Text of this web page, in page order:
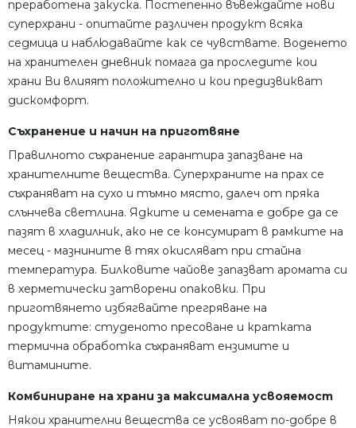
преработена закуска. Постепенно въвеждайте нови
суперхрани - опитайте различен продукт всяка
седмица и наблюдавайте как се чувствате. Воденето
на хранителен дневник помага да проследите кои
храни Ви влияят положително и кои предизвикват
дискомфорт.
Съхранение и начин на приготвяне
Правилното съхранение гарантира запазване на
хранителните вещества. Суперхраните на прах се
съхраняват на сухо и тъмно място, далеч от пряка
слънчева светлина. Ядките и семената е добре да се
пазят в хладилник, ако не се консумират в рамките на
месец - мазнините в тях окисляват при стайна
температура. Билковите чайове запазват аромата си
в херметически затворени опаковки. При
приготвянето избягвайте прегряване на
продуктите: студеното пресоване и кратката
термична обработка съхраняват ензимите и
витамините.
Комбиниране на храни за максимална усвояемост
Някои хранителни вещества се усвояват по-добре в